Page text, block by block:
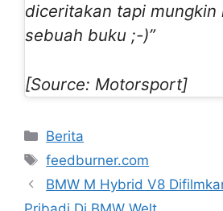
diceritakan tapi
sebuah buku ;-)”
[Source: Motorsport]
Categories
Berita
Tags
feedburner.com
BMW M Hybrid V8